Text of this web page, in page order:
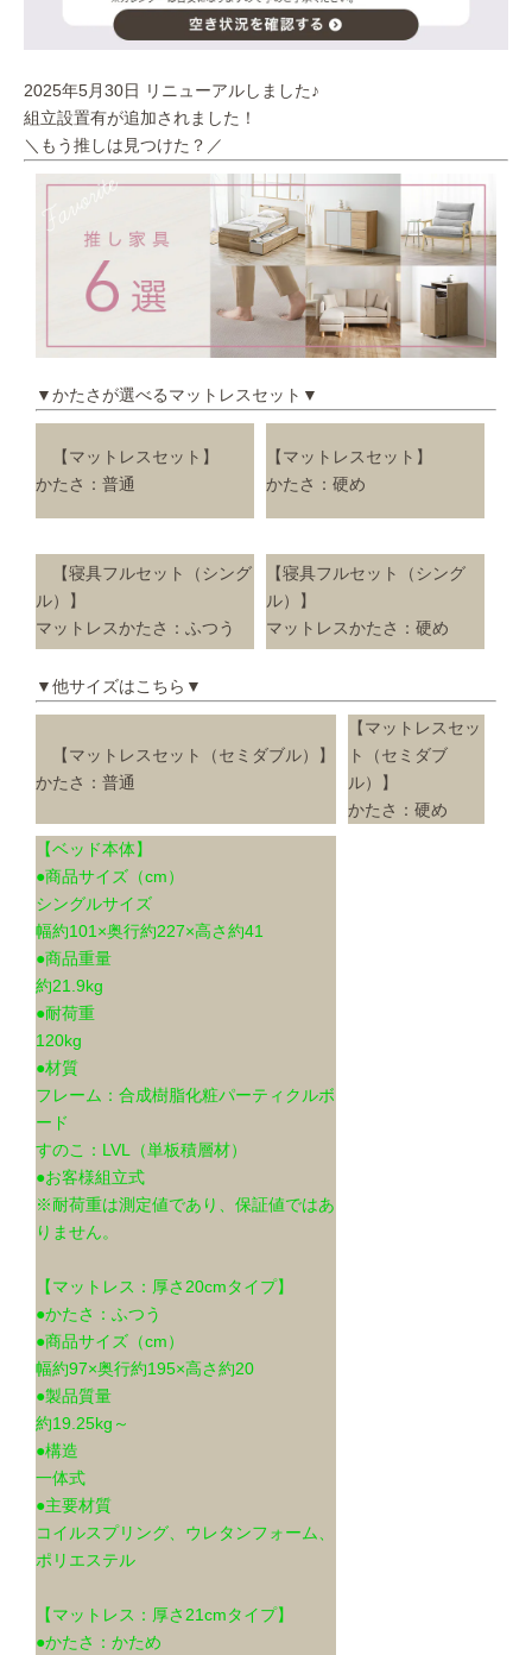
2025年5月30日 リニューアルしました♪
組立設置有が追加されました！
＼もう推しは見つけた？／
▼かたさが選べるマットレスセット▼
【マットレスセット】
かたさ：普通
【マットレスセット】
かたさ：硬め
【寝具フルセット（シング
ル）】
マットレスかたさ：ふつう
【寝具フルセット（シング
ル）】
マットレスかたさ：硬め
▼他サイズはこちら▼
【マットレスセット（セミダブル）】
かたさ：普通
【マットレスセッ
ト（セミダブ
ル）】
かたさ：硬め
【ベッド本体】
●商品サイズ（cm）
シングルサイズ
幅約101×奥行約227×高さ約41
●商品重量
約21.9kg
●耐荷重
120kg
●材質
フレーム：合成樹脂化粧パーティクルボ
ード
すのこ：LVL（単板積層材）
●お客様組立式
※耐荷重は測定値であり、保証値ではあ
りません。
【マットレス：厚さ20cmタイプ】
●かたさ：ふつう
●商品サイズ（cm）
幅約97×奥行約195×高さ約20
●製品質量
約19.25kg～
●構造
一体式
●主要材質
コイルスプリング、ウレタンフォーム、
ポリエステル
【マットレス：厚さ21cmタイプ】
●かたさ：かため